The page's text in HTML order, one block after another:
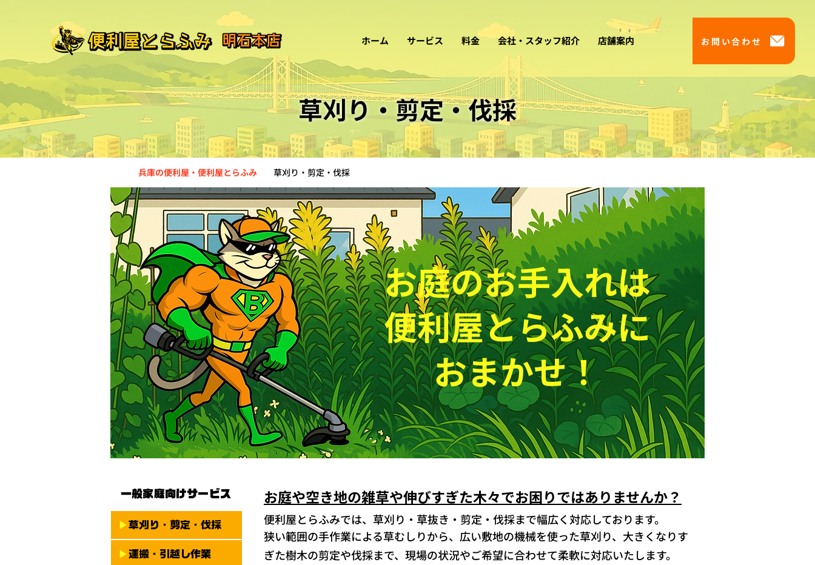
ホーム サービス 料金 会社・スタッフ紹介 店舗案内 お問い合わせ
草刈り・剪定・伐採
兵庫の便利屋・便利屋とらふみ 草刈り・剪定・伐採
​お庭のお手入れは
便利屋とらふみに
おまかせ！
一般家庭向けサービス
▶ 草刈り・剪定・伐採
​▶ 運搬・引越し作業
お庭や空き地の雑草や伸びすぎた木々でお困りではありませんか？
便利屋とらふみでは、草刈り・草抜き・剪定・伐採まで幅広く対応しております。
狭い範囲の手作業による草むしりから、広い敷地の機械を使った草刈り、大きくなりす
ぎた樹木の剪定や伐採まで、現場の状況やご希望に合わせて柔軟に対応いたします。